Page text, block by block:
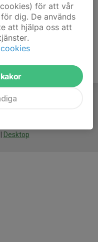
Desktop
för att vår
dig. De används
att hjälpa oss att